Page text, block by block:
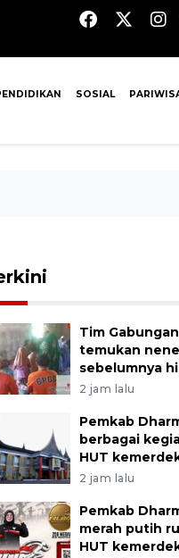
SOSIAL
Tim
temukan
sebelumnya
2 jam lalu
Pemkab
berbagai
HUT
2 jam lalu
Pemkab
merah putih
HUT